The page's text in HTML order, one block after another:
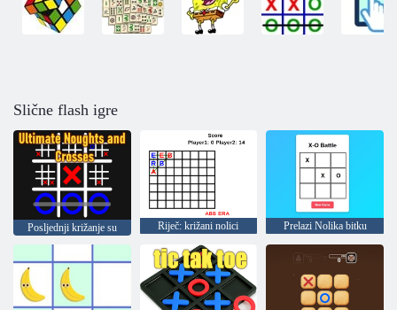
Slične flash igre
Posljednji križanje su Riječ: križani nolici Prelazi Nolika bitku